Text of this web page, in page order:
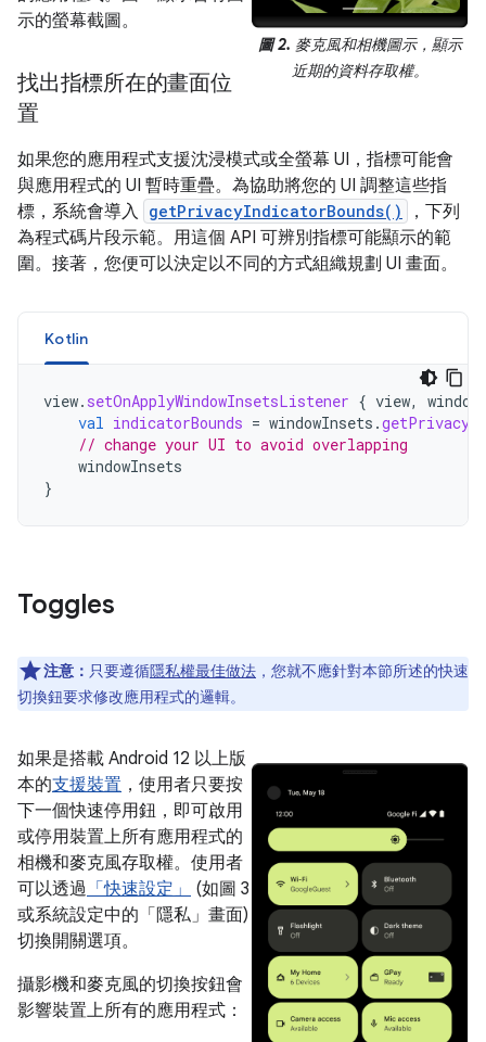
圖 2. 麥克風和相機圖示，顯示
近期的資料存取權。
示的螢幕截圖。
找出指標所在的畫面位
置
如果您的應用程式支援沈浸模式或全螢幕 UI，指標可能會
與應用程式的 UI 暫時重疊。為協助將您的 UI 調整這些指
標，系統會導入 getPrivacyIndicatorBounds()
，下列
為程式碼片段示範。用這個 API 可辨別指標可能顯示的範
圍。接著，您便可以決定以不同的方式組織規劃 UI 畫面。
Kotlin
view. setOnApplyWindowInsetsListener { view,
val indicatorBounds = windowInsets .
// change your UI to avoid overlapping
windowInsets
}
Toggles
注意： 只要遵循隱私權最佳做法 ，您就不應針對本節所述的快速
切換鈕要求修改應用程式的邏輯。
如果是搭載 Android 12 以上版
本的支援裝置 ，使用者只要按
下一個快速停用鈕，即可啟用
或停用裝置上所有應用程式的
相機和麥克風存取權。使用者
可以透過 「快速設定」
(如圖 3
或系統設定中的「隱私」畫面)
切換開關選項。
攝影機和麥克風的切換按鈕會
影響裝置上所有的應用程式：